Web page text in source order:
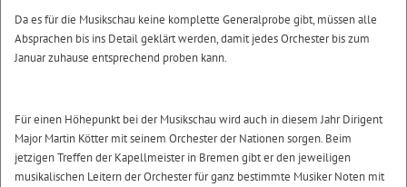
Da es für die Musikschau keine komplette Generalprobe gibt, müssen alle
Absprachen bis ins Detail geklärt werden, damit jedes Orchester bis zum
Januar zuhause entsprechend proben kann.
Für einen Höhepunkt bei der Musikschau wird auch in diesem Jahr Dirigent
Major Martin Kötter mit seinem Orchester der Nationen sorgen. Beim
jetzigen Treffen der Kapellmeister in Bremen gibt er den jeweiligen
musikalischen Leitern der Orchester für ganz bestimmte Musiker Noten mit